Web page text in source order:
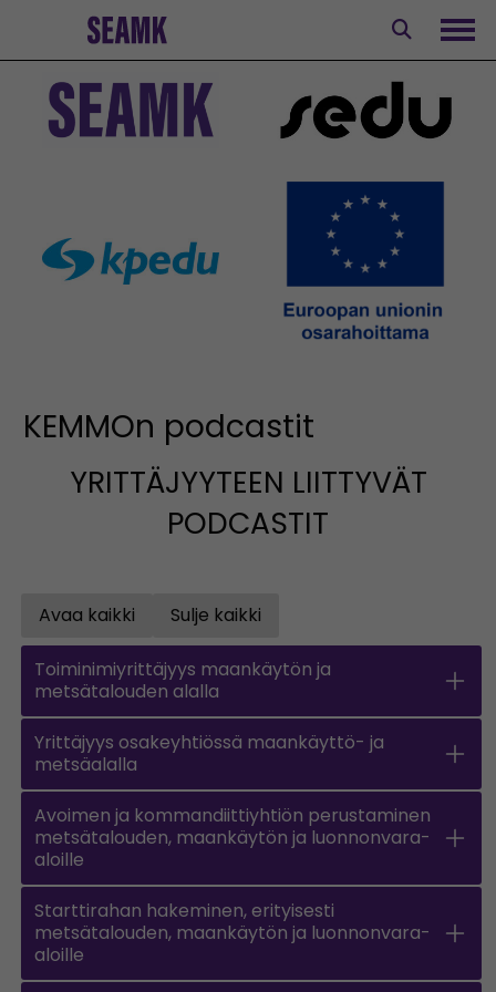
KEMMOn podcastit
YRITTÄJYYTEEN LIITTYVÄT
PODCASTIT
Avaa kaikki
Open all accordions
Sulje kaikki
Toiminimiyrittäjyys maankäytön ja
metsätalouden alalla
Yrittäjyys osakeyhtiössä maankäyttö- ja
metsäalalla
Avoimen ja kommandiittiyhtiön perustaminen
metsätalouden, maankäytön ja luonnonvara-
aloille
Starttirahan hakeminen, erityisesti
metsätalouden, maankäytön ja luonnonvara-
aloille